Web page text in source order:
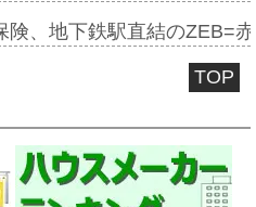
険、地下鉄駅直結のZEB=
TOP